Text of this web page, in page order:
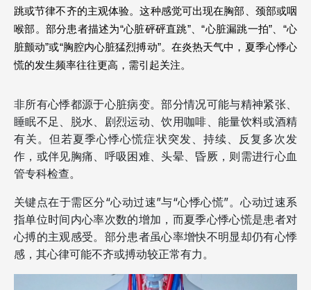
跳或节律不齐的主观体验。这种感觉可出现在胸部、颈部或咽
喉部。部分患者描述为“心脏砰砰直跳”、“心脏漏跳一拍”、“心
脏颤动”或“胸腔内心脏猛烈搏动”。在炎热天气中，夏季心悸心
慌的发生频率往往更高，需引起关注。
非所有心悸都源于心脏病变。部分情况可能与精神紧张、
睡眠不足、脱水、剧烈运动、饮用咖啡、能量饮料或酒精
有关。但若夏季心悸心慌症状突发、持续、反复多次发
作，或伴见胸痛、呼吸困难、头晕、昏厥，则需进行心血
管专科检查。
关键点在于需区分“心动过速”与“心悸心慌”。心动过速系
指单位时间内心率次数的增加，而夏季心悸心慌是患者对
心搏的主观感受。部分患者虽心率增快不明显却仍有心悸
感，其心律可能不齐或搏动较正常有力。